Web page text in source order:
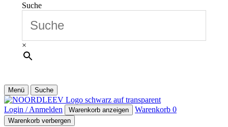
Suche
×
Menü Suche
Login / Anmelden Warenkorb anzeigen Warenkorb 0
Warenkorb verbergen